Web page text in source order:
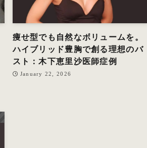
痩せ型でも自然なボリュームを。
ハイブリッド豊胸で創る理想のバ
スト：木下恵里沙医師症例
January 22, 2026